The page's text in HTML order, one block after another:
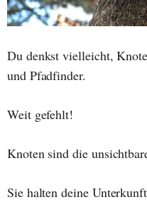
Du denkst vielleicht,
und Pfadfinder.
Weit gefehlt!
Knoten sind die
Sie halten deine